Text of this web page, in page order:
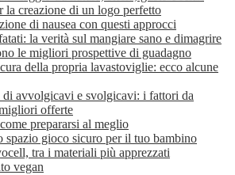
la creazione di un logo perfetto
di nausea con questi approcci
la verità sul mangiare sano e dimagrire
le migliori prospettive di guadagno
della propria lavastoviglie: ecco alcune
di avvolgicavi e svolgicavi: i fattori da
offerte
prepararsi al meglio
spazio gioco sicuro per il tuo bambino
tra i materiali più apprezzati
vegan